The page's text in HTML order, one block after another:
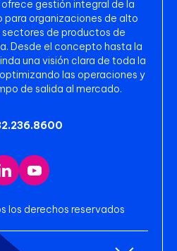
ofrece gestión integral de la
para organizaciones de alto
de productos de
Desde el concepto hasta la
una visión clara de toda la
las operaciones y
de salida al mercado.
los derechos reservados